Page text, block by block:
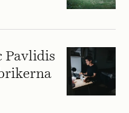
Pavlidis